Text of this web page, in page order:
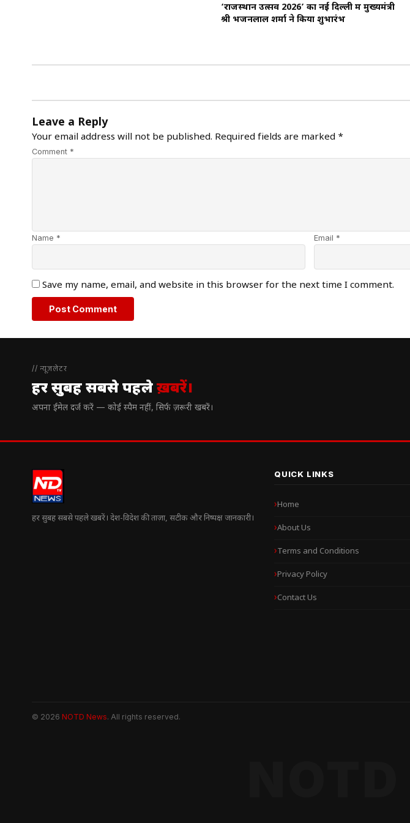
‘राजस्थान उत्सव 2026’ का नई दिल्ली में मुख्यमंत्री
श्री भजनलाल शर्मा ने किया शुभारंभ
Leave a Reply
Your email address will not be published. Required fields are marked *
Comment *
Name * Email *
Save my name, email, and website in this browser for the next time I comment.
// न्यूज़लेटर
हर सुबह सबसे पहलेख़बरें।
अपना ईमेल दर्ज करें — कोई स्पैम नहीं, सिर्फ ज़रूरी खबरें।
हर सुबह सबसे पहले खबरें। देश-विदेश की ताज़ा, सटीक और निष्पक्ष जानकारी।
QUICK LINKS
Home
About Us
Terms and Conditions
Privacy Policy
Contact Us
© 2026 NOTD News. All rights reserved.